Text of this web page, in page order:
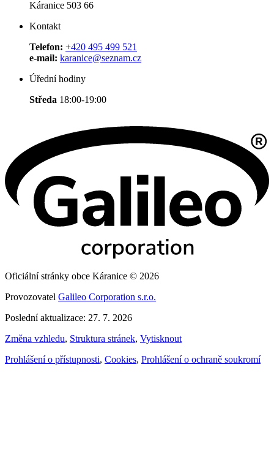
Káranice 503 66
Kontakt
Telefon: +420 495 499 521
e-mail: karanice@seznam.cz
Úřední hodiny
Středa 18:00-19:00
Oficiální stránky obce Káranice © 2026
Provozovatel Galileo Corporation s.r.o.
Poslední aktualizace: 27. 7. 2026
Změna vzhledu, Struktura stránek, Vytisknout
Prohlášení o přístupnosti, Cookies, Prohlášení o ochraně soukromí